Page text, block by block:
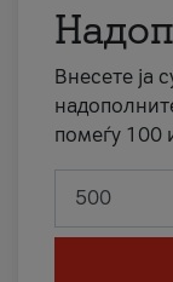
Внесете ја
помеѓу 100